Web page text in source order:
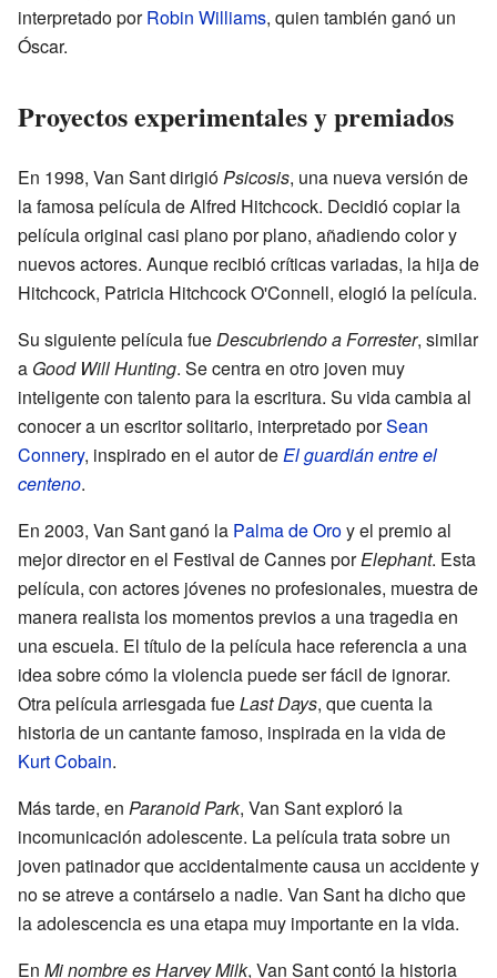
interpretado porRobin Williams, quien también ganó un
Óscar.
Proyectos experimentales y premiados
En 1998, Van Sant dirigióPsicosis, una nueva versión de
la famosa película de Alfred Hitchcock. Decidió copiar la
película original casi plano por plano, añadiendo color y
nuevos actores. Aunque recibió críticas variadas, la hija de
Hitchcock, Patricia Hitchcock O'Connell, elogió la película.
Su siguiente película fueDescubriendo a Forrester, similar
a Good Will Hunting. Se centra en otro joven muy
inteligente con talento para la escritura. Su vida cambia al
conocer a un escritor solitario, interpretado porSean
Connery, inspirado en el autor deEl guardián entre el
centeno.
En 2003, Van Sant ganó la Palma de Oroy el premio al
mejor director en el Festival de Cannes porElephant. Esta
película, con actores jóvenes no profesionales, muestra de
manera realista los momentos previos a una tragedia en
una escuela. El título de la película hace referencia a una
idea sobre cómo la violencia puede ser fácil de ignorar.
Otra película arriesgada fueLast Days, que cuenta la
historia de un cantante famoso, inspirada en la vida de
Kurt Cobain.
Más tarde, en Paranoid Park, Van Sant exploró la
incomunicación adolescente. La película trata sobre un
joven patinador que accidentalmente causa un accidente y
no se atreve a contárselo a nadie. Van Sant ha dicho que
la adolescencia es una etapa muy importante en la vida.
En Mi nombre es Harvey Milk, Van Sant contó la historia